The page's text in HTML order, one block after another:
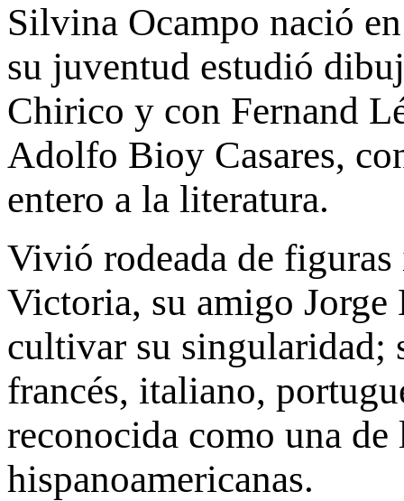
Silvina Ocampo nació
su juventud estudió
Chirico y con Fernand
Adolfo Bioy Casares,
entero a la literatura.
Vivió rodeada de figuras
Victoria, su amigo
cultivar su singularidad;
francés, italiano,
reconocida como una
hispanoamericanas.